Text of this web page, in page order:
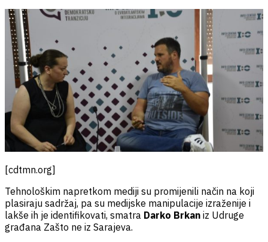
[cdtmn.org]
Tehnološkim napretkom mediji su promijenili način na koji
plasiraju sadržaj, pa su medijske manipulacije izraženije i
lakše ih je identifikovati, smatra Darko Brkan iz Udruge
građana Zašto ne iz Sarajeva.